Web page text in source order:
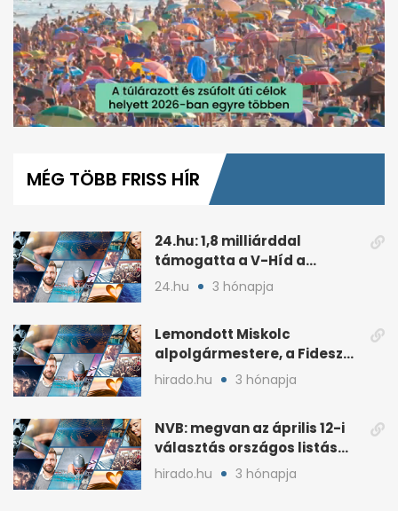
minute,
MÉG TÖBB FRISS HÍR
24.hu: 1,8 milliárddal
támogatta a V-Híd a
Fideszhez kötött alapítványt
24.hu 3 hónapja
Lemondott Miskolc
alpolgármestere, a Fidesz
áprilisi jelöltje, Hollósy
hirado.hu 3 hónapja
NVB: megvan az április 12-i
választás országos listás
eredménye
hirado.hu 3 hónapja